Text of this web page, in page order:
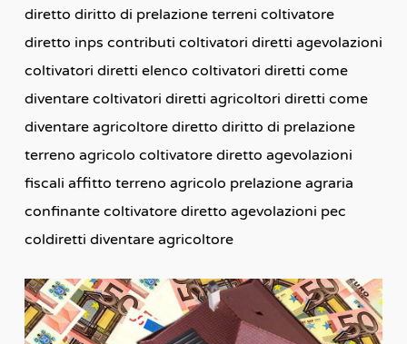
diretto diritto di prelazione terreni coltivatore
diretto inps contributi coltivatori diretti agevolazioni
coltivatori diretti elenco coltivatori diretti come
diventare coltivatori diretti agricoltori diretti come
diventare agricoltore diretto diritto di prelazione
terreno agricolo coltivatore diretto agevolazioni
fiscali affitto terreno agricolo prelazione agraria
confinante coltivatore diretto agevolazioni pec
coldiretti diventare agricoltore